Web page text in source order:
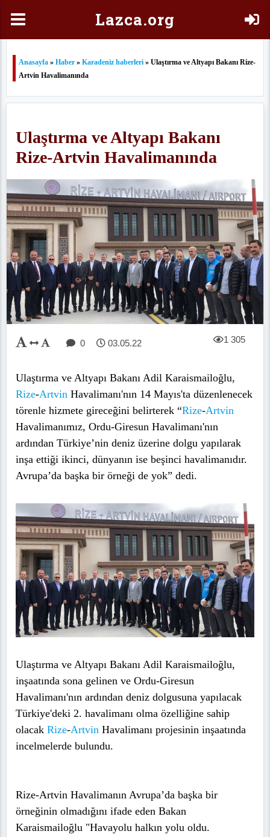
Lazca.org
Anasayfa » Haber » Karadeniz haberleri » Ulaştırma ve Altyapı Bakanı Rize-
Artvin Havalimanında
Ulaştırma ve Altyapı Bakanı
Rize-Artvin Havalimanında
0 03.05.22 1 305
Ulaştırma ve Altyapı Bakanı Adil Karaismailoğlu,
Rize-Artvin Havalimanı'nın 14 Mayıs'ta düzenlenecek
törenle hizmete gireceğini belirterek “Rize-Artvin
Havalimanımız, Ordu-Giresun Havalimanı'nın
ardından Türkiye’nin deniz üzerine dolgu yapılarak
inşa ettiği ikinci, dünyanın ise beşinci havalimanıdır.
Avrupa’da başka bir örneği de yok” dedi.
Ulaştırma ve Altyapı Bakanı Adil Karaismailoğlu,
inşaatında sona gelinen ve Ordu-Giresun
Havalimanı'nın ardından deniz dolgusuna yapılacak
Türkiye'deki 2. havalimanı olma özelliğine sahip
olacak Rize-Artvin Havalimanı projesinin inşaatında
incelmelerde bulundu.
Rize-Artvin Havalimanın Avrupa’da başka bir
örneğinin olmadığını ifade eden Bakan
Karaismailoğlu "Havayolu halkın yolu oldu.